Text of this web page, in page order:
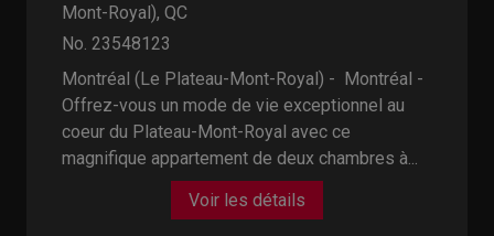
Mont-Royal), QC
No. 23548123
Montréal (Le Plateau-Mont-Royal) - Montréal -
Offrez-vous un mode de vie exceptionnel au
coeur du Plateau-Mont-Royal avec ce
magnifique appartement de deux chambres à...
Voir les détails